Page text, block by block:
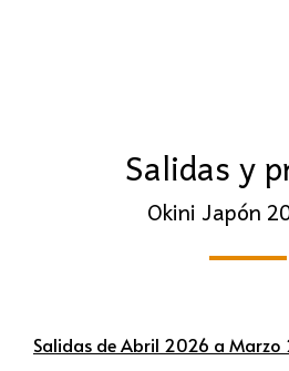
Salidas y
Okini Japón
Salidas de Abril 2026 a Marzo